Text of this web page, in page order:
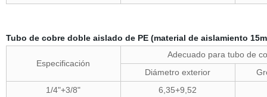
Tubo de cobre doble aislado de PE (material de aislamiento
Especificación
Adecuado para tubo de
Diámetro exterior
1/4"+3/8"
6,35+9,52